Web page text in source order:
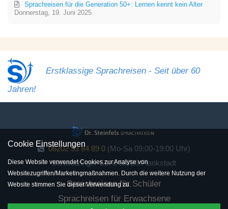
Cookie Einstellungen
Diese Website verwendet Cookies zur Analyse von
Websitezugriffen/Marketingmaßnahmen. Durch die weitere Nutzung der
Website stimmen Sie dieser Verwendung zu.
Donnerstag, 19. Juni 2025
Sprachreisen für die Generation 50+: Lernen kennt kein Alter
Erstklassige Sprachreisen - Seit über 60
Jahren!
06202 93 84 89 0 (Mo-Sa 09:00-19:00 Uhr)
Schwetzinger Str. 8 68723 Plankstadt
Sprachreisen für Schüler
Sprachreisen für Erwachsene